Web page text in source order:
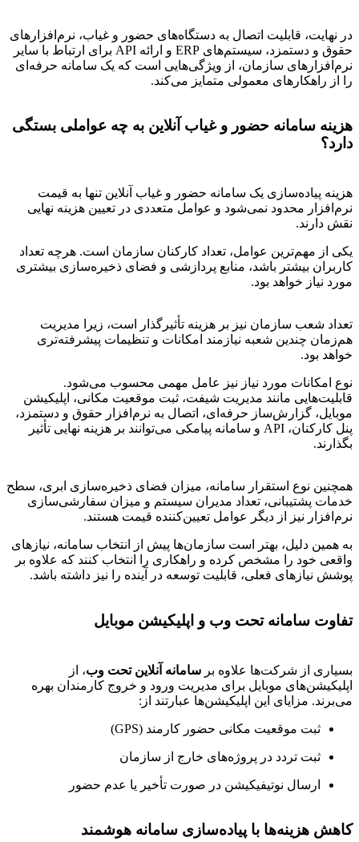
در نهایت، قابلیت اتصال به دستگاه‌های حضور و غیاب، نرم‌افزارهای
حقوق و دستمزد، سیستم‌های ERP و ارائه API برای ارتباط با سایر
نرم‌افزارهای سازمان، از ویژگی‌هایی است که یک سامانه حرفه‌ای
را از راهکارهای معمولی متمایز می‌کند.
هزینه سامانه حضور و غیاب آنلاین به چه عواملی بستگی
دارد؟
هزینه پیاده‌سازی یک سامانه حضور و غیاب آنلاین تنها به قیمت
نرم‌افزار محدود نمی‌شود و عوامل متعددی در تعیین هزینه نهایی
نقش دارند.
یکی از مهم‌ترین عوامل، تعداد کارکنان سازمان است. هرچه تعداد
کاربران بیشتر باشد، منابع پردازشی و فضای ذخیره‌سازی بیشتری
مورد نیاز خواهد بود.
تعداد شعب سازمان نیز بر هزینه تأثیرگذار است، زیرا مدیریت
هم‌زمان چندین شعبه نیازمند امکانات و تنظیمات پیشرفته‌تری
خواهد بود.
نوع امکانات مورد نیاز نیز عامل مهمی محسوب می‌شود.
قابلیت‌هایی مانند مدیریت شیفت، ثبت موقعیت مکانی، اپلیکیشن
موبایل، گزارش‌ساز حرفه‌ای، اتصال به نرم‌افزار حقوق و دستمزد،
پنل کارکنان، API و سامانه پیامکی می‌توانند بر هزینه نهایی تأثیر
بگذارند.
همچنین نوع استقرار سامانه، میزان فضای ذخیره‌سازی ابری، سطح
خدمات پشتیبانی، تعداد مدیران سیستم و میزان سفارشی‌سازی
نرم‌افزار نیز از دیگر عوامل تعیین‌کننده قیمت هستند.
به همین دلیل، بهتر است سازمان‌ها پیش از انتخاب سامانه، نیازهای
واقعی خود را مشخص کرده و راهکاری را انتخاب کنند که علاوه بر
پوشش نیازهای فعلی، قابلیت توسعه در آینده را نیز داشته باشد.
تفاوت سامانه تحت وب و اپلیکیشن موبایل
بسیاری از شرکت‌ها علاوه بر سامانه آنلاین تحت وب، از
اپلیکیشن‌های موبایل برای مدیریت ورود و خروج کارمندان بهره
می‌برند. مزایای این اپلیکیشن‌ها عبارتند از:
ثبت موقعیت مکانی حضور کارمند (GPS)
ثبت تردد در پروژه‌های خارج از سازمان
ارسال نوتیفیکیشن در صورت تأخیر یا عدم حضور
کاهش هزینه‌ها با پیاده‌سازی سامانه هوشمند